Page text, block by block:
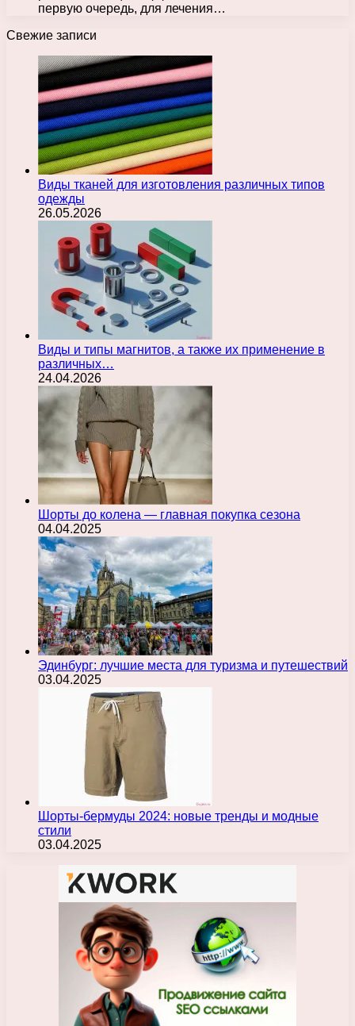
первую очередь, для лечения…
Свежие записи
Виды тканей для изготовления различных типов
одежды
26.05.2026
Виды и типы магнитов, а также их применение в
различных…
24.04.2026
Шорты до колена — главная покупка сезона
04.04.2025
Эдинбург: лучшие места для туризма и путешествий
03.04.2025
Шорты-бермуды 2024: новые тренды и модные
стили
03.04.2025